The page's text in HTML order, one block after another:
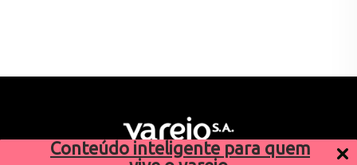
Conteúdo inteligente para quem